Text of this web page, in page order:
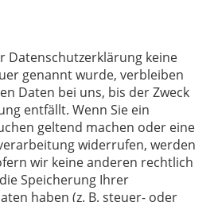
Datenschutzerklärung keine
genannt wurde, verbleiben
Daten bei uns, bis der Zweck
entfällt. Wenn Sie ein
geltend machen oder eine
widerrufen, werden
wir keine anderen rechtlich
Speicherung Ihrer
haben (z. B. steuer- oder